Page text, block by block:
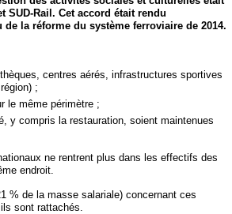
SUD-Rail. Cet accord était rendu
la réforme du système ferroviaire de 2014.
centres aérés, infrastructures sportives
;
le même périmètre ;
y compris la restauration, soient maintenues
ne rentrent plus dans les effectifs des
endroit.
% de la masse salariale) concernant ces
sont rattachés.